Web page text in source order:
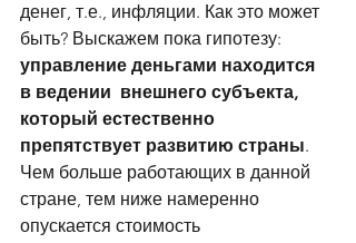
денег, т.е., инфляции. Как это может
быть? Выскажем пока гипотезу:
управление деньгами находится
в ведении  внешнего субъекта,
который естественно
препятствует развитию страны.
Чем больше работающих в данной
стране, тем ниже намеренно
опускается стоимость